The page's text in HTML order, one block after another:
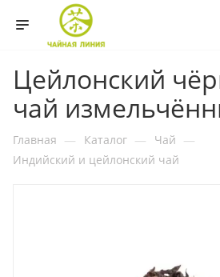
Цейлонский
чай
Главная — Каталог — Чай —
Индийский и цейлонский чай